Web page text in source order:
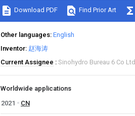
Download PDF Find Prior Art
Other languages English
Inventor 赵海涛
Current Assignee
Sinohydro Bureau 6 Co Ltd
Worldwide applications
2021
CN